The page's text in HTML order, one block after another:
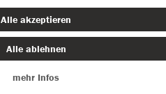
Alle akzeptieren
Alle ablehnen
mehr Infos